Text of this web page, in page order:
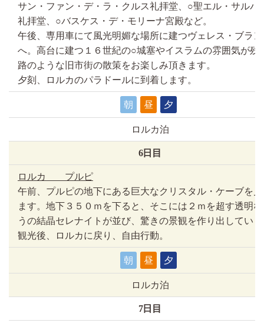
サン・ファン・デ・ラ・クルス礼拝堂、○聖エル・サルバ
礼拝堂、○バスケス・デ・モリーナ宮殿など。
午後、専用車にて風光明媚な場所に建つヴェレス・ブラ
へ。高台に建つ１６世紀の○城塞やイスラムの雰囲気が残
路のような旧市街の散策をお楽しみ頂きます。
夕刻、ロルカのパラドールに到着します。
朝 昼 夕
ロルカ泊
6日目
ロルカ プルピ
午前、プルピの地下にある巨大なクリスタル・ケーブを
ます。地下３５０ｍを下ると、そこには２ｍを超す透明
うの結晶セレナイトが並び、驚きの景観を作り出してい
観光後、ロルカに戻り、自由行動。
朝 昼 夕
ロルカ泊
7日目